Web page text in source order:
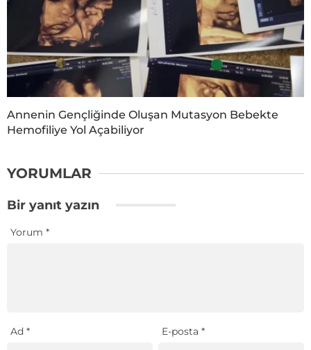
Annenin Gençliğinde Oluşan Mutasyon Bebekte
Hemofiliye Yol Açabiliyor
YORUMLAR
Bir yanıt yazın
Yorum *
Ad * E-posta*